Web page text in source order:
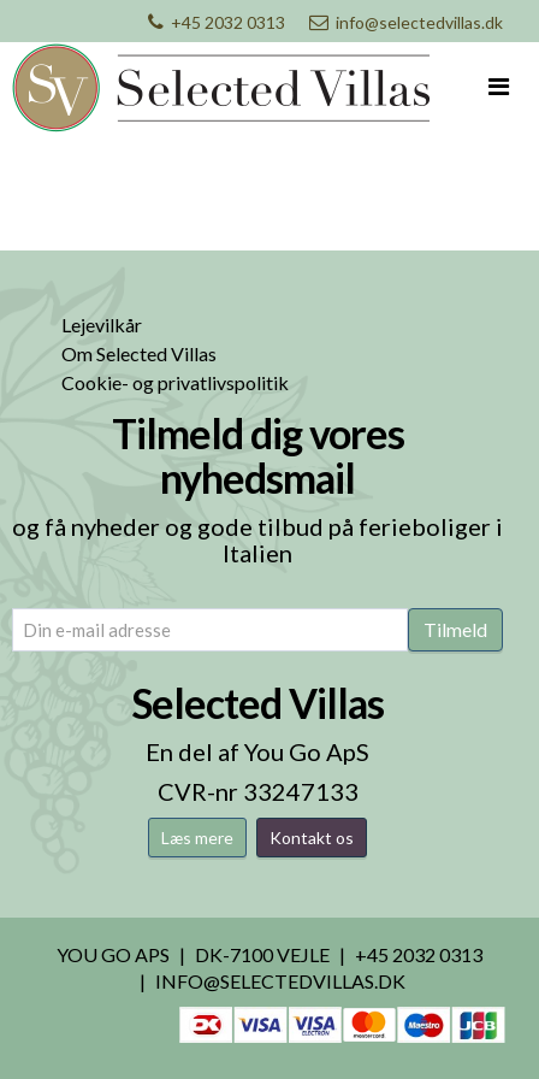
+45 2032 0313 info@selectedvillas.dk
Lejevilkår
Om Selected Villas
Cookie- og privatlivspolitik
Tilmeld dig vores
nyhedsmail
og få nyheder og gode tilbud på ferieboliger i
Italien
email (Påkrævet) Tilmeld
Selected Villas
En del af You Go ApS
CVR-nr 33247133
Læs mere Kontakt os
YOU GO APS DK-7100 VEJLE
+45 2032 0313
INFO@SELECTEDVILLAS.DK